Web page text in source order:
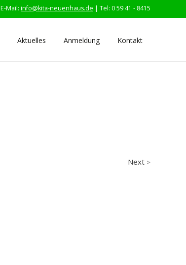
E-Mail: info@kita-neuenhaus.de | Tel: 0 59 41 - 8415
Aktuelles Anmeldung Kontakt
Next >